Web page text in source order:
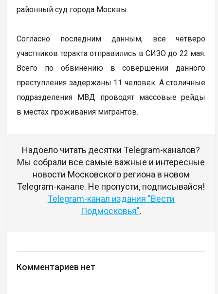
районный суд города Москвы.
Согласно последним данным, все четверо
участников теракта отправились в СИЗО до 22 мая.
Всего по обвинению в совершении данного
преступления задержаны 11 человек. А столичные
подразделения МВД проводят массовые рейды
в местах проживания мигрантов.
Надоело читать десятки Telegram-каналов?
Мы собрали все самые важные и интересные
новости Московского региона в новом
Telegram-канале. Не пропусти, подписывайся!
Telegram-канал издания "Вести
Подмосковья".
Комментариев нет